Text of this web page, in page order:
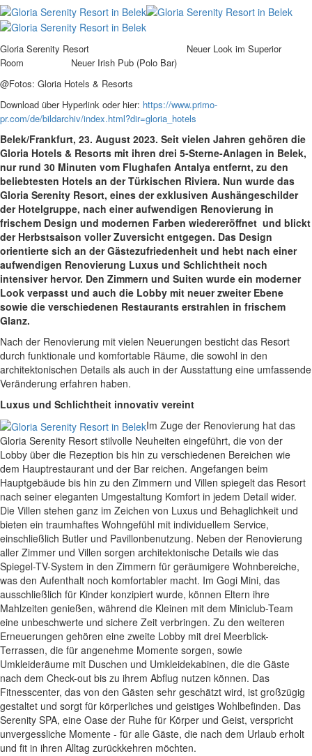
Gloria Serenity Resort Neuer Look im Superior
Room Neuer Irish Pub (Polo Bar)
@Fotos: Gloria Hotels & Resorts
Download über Hyperlink oder hier: https://www.primo-
pr.com/de/bildarchiv/index.html?dir=gloria_hotels
Belek/Frankfurt, 23. August 2023. Seit vielen Jahren gehören die
Gloria Hotels & Resorts mit ihren drei 5-Sterne-Anlagen in Belek,
nur rund 30 Minuten vom Flughafen Antalya entfernt, zu den
beliebtesten Hotels an der Türkischen Riviera. Nun wurde das
Gloria Serenity Resort, eines der exklusiven Aushängeschilder
der Hotelgruppe, nach einer aufwendigen Renovierung in
frischem Design und modernen Farben wiedereröffnet und blickt
der Herbstsaison voller Zuversicht entgegen. Das Design
orientierte sich an der Gästezufriedenheit und hebt nach einer
aufwendigen Renovierung Luxus und Schlichtheit noch
intensiver hervor. Den Zimmern und Suiten wurde ein moderner
Look verpasst und auch die Lobby mit neuer zweiter Ebene
sowie die verschiedenen Restaurants erstrahlen in frischem
Glanz.
Nach der Renovierung mit vielen Neuerungen besticht das Resort
durch funktionale und komfortable Räume, die sowohl in den
architektonischen Details als auch in der Ausstattung eine umfassende
Veränderung erfahren haben.
Luxus und Schlichtheit innovativ vereint
Im Zuge der Renovierung hat das
Gloria Serenity Resort stilvolle Neuheiten eingeführt, die von der
Lobby über die Rezeption bis hin zu verschiedenen Bereichen wie
dem Hauptrestaurant und der Bar reichen. Angefangen beim
Hauptgebäude bis hin zu den Zimmern und Villen spiegelt das Resort
nach seiner eleganten Umgestaltung Komfort in jedem Detail wider.
Die Villen stehen ganz im Zeichen von Luxus und Behaglichkeit und
bieten ein traumhaftes Wohngefühl mit individuellem Service,
einschließlich Butler und Pavillonbenutzung. Neben der Renovierung
aller Zimmer und Villen sorgen architektonische Details wie das
Spiegel-TV-System in den Zimmern für geräumigere Wohnbereiche,
was den Aufenthalt noch komfortabler macht. Im Gogi Mini, das
ausschließlich für Kinder konzipiert wurde, können Eltern ihre
Mahlzeiten genießen, während die Kleinen mit dem Miniclub-Team
eine unbeschwerte und sichere Zeit verbringen. Zu den weiteren
Erneuerungen gehören eine zweite Lobby mit drei Meerblick-
Terrassen, die für angenehme Momente sorgen, sowie
Umkleideräume mit Duschen und Umkleidekabinen, die die Gäste
nach dem Check-out bis zu ihrem Abflug nutzen können. Das
Fitnesscenter, das von den Gästen sehr geschätzt wird, ist großzügig
gestaltet und sorgt für körperliches und geistiges Wohlbefinden. Das
Serenity SPA, eine Oase der Ruhe für Körper und Geist, verspricht
unvergessliche Momente - für alle Gäste, die nach dem Urlaub erholt
und fit in ihren Alltag zurückkehren möchten.